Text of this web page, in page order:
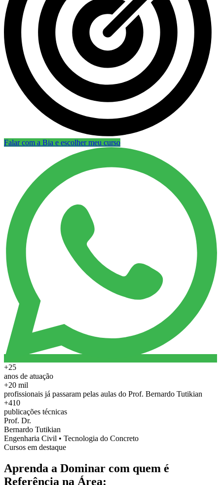
Falar com a Bia e escolher meu curso
+25
anos de atuação
+20 mil
profissionais já passaram pelas aulas do Prof. Bernardo Tutikian
+410
publicações técnicas
Prof. Dr.
Bernardo Tutikian
Engenharia Civil • Tecnologia do Concreto
Cursos em destaque
Aprenda a Dominar com quem é
Referência na Área: